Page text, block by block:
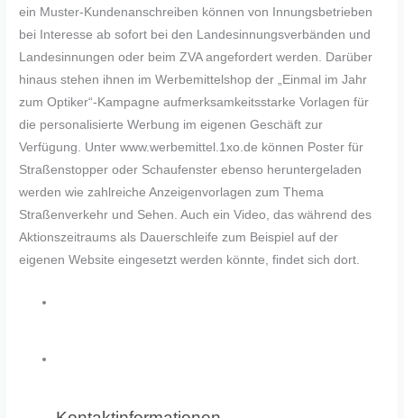
ein Muster-Kundenanschreiben können von Innungsbetrieben
bei Interesse ab sofort bei den Landesinnungsverbänden und
Landesinnungen oder beim ZVA angefordert werden. Darüber
hinaus stehen ihnen im Werbemittelshop der „Einmal im Jahr
zum Optiker“-Kampagne aufmerksamkeitsstarke Vorlagen für
die personalisierte Werbung im eigenen Geschäft zur
Verfügung. Unter www.werbemittel.1xo.de können Poster für
Straßenstopper oder Schaufenster ebenso heruntergeladen
werden wie zahlreiche Anzeigenvorlagen zum Thema
Straßenverkehr und Sehen. Auch ein Video, das während des
Aktionszeitraums als Dauerschleife zum Beispiel auf der
eigenen Website eingesetzt werden könnte, findet sich dort.